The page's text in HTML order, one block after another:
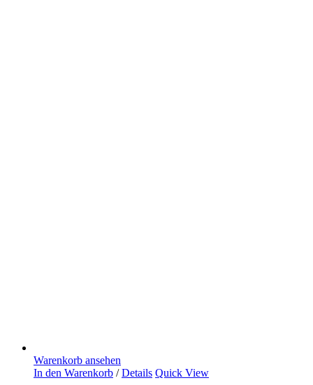
Warenkorb ansehen
In den Warenkorb / Details Quick View